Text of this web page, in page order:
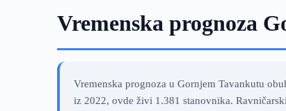
Vremenska prognoza
Vremenska prognoza u Gornjem Tavankutu
iz 2022, ovde živi 1.381 stanovnika.